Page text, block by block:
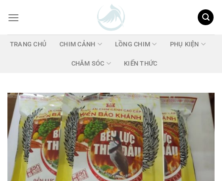
đến
dungTRANG CHỦ CHIM CẢNH LỒNG CHIM PHỤ KIỆN
CHĂM SÓC KIẾN THỨC